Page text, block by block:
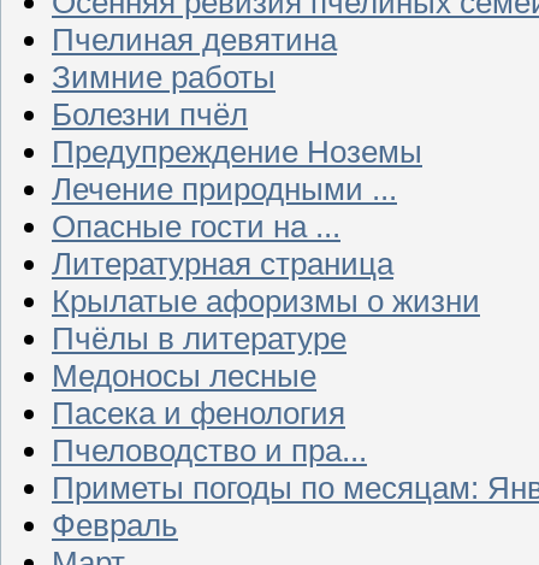
Пчелиная девятина
Зимние работы
Болезни пчёл
Предупреждение Ноземы
Лечение природными ...
Опасные гости на ...
Литературная страница
Крылатые афоризмы о жизни
Пчёлы в литературе
Медоносы лесные
Пасека и фенология
Пчеловодство и пра...
Приметы погоды по месяцам:
Февраль